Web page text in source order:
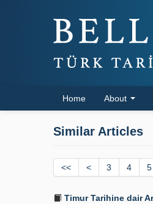
Home About
Similar Articles
<< < 3 4 5
Timur Tarihine dair